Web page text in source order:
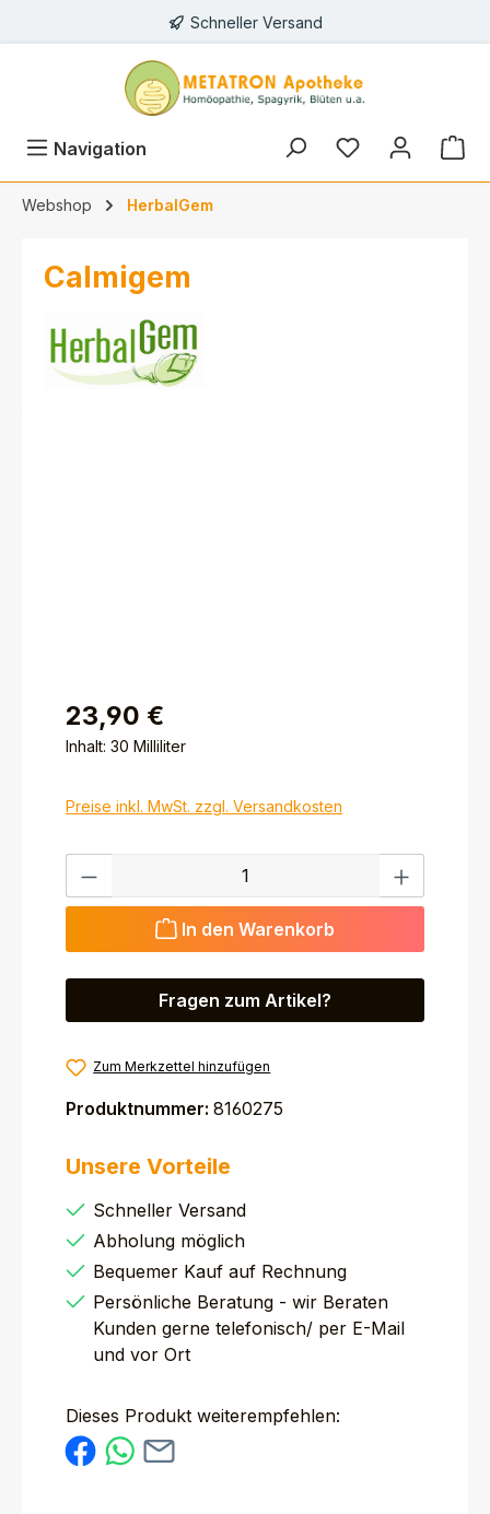
Schneller Versand
Navigation
Webshop HerbalGem
Calmigem
23,90 €
Inhalt: 30 Milliliter
Preise inkl. MwSt. zzgl. Versandkosten
Produkt Anzahl: Gib den gewünschten Wert ein
In den Warenkorb
Fragen zum Artikel?
Zum Merkzettel hinzufügen
Produktnummer: 8160275
Unsere Vorteile
Schneller Versand
Abholung möglich
Bequemer Kauf auf Rechnung
Persönliche Beratung - wir Beraten
Kunden gerne telefonisch/ per E-Mail
und vor Ort
Dieses Produkt weiterempfehlen: